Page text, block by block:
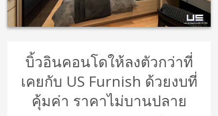
บิ้วอินคอนโดให้ลงตัวกว่าที่
เคยกับ US Furnish ด้วยงบที่
คุ้มค่า ราคาไม่บานปลาย